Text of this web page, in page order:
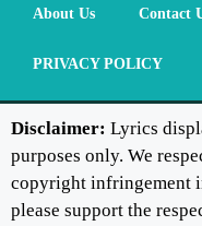
About Us Contact
PRIVACY POLICY
Disclaimer: Lyrics
purposes only. We
copyright infringement
please support the